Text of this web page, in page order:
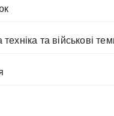
техніка та військові